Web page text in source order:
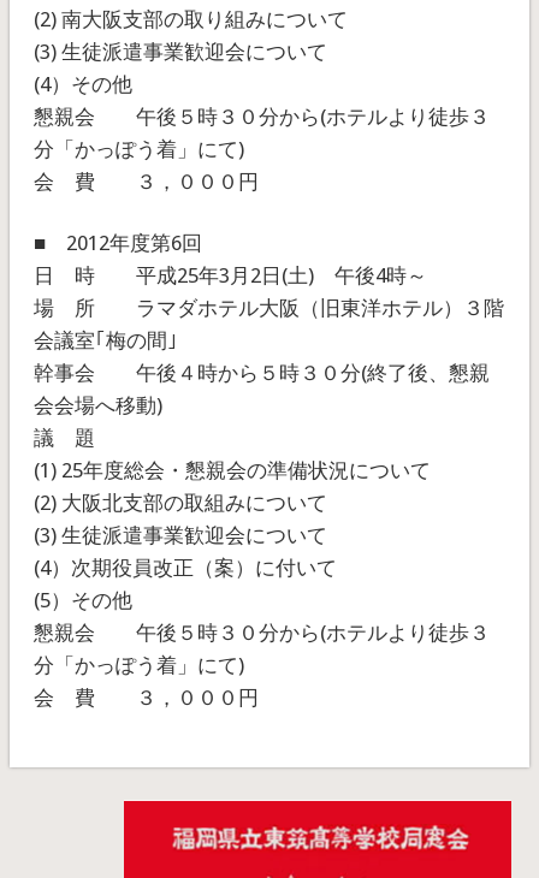
(2) 南大阪支部の取り組みについて
(3) 生徒派遣事業歓迎会について
(4）その他
懇親会 午後５時３０分から(ホテルより徒歩３
分「かっぽう着」にて)
会 費 ３，０００円
■ 2012年度第6回
日 時 平成25年3月2日(土) 午後4時～
場 所 ラマダホテル大阪（旧東洋ホテル）３階
会議室｢梅の間｣
幹事会 午後４時から５時３０分(終了後、懇親
会会場へ移動)
議 題
(1) 25年度総会・懇親会の準備状況について
(2) 大阪北支部の取組みについて
(3) 生徒派遣事業歓迎会について
(4）次期役員改正（案）に付いて
(5）その他
懇親会 午後５時３０分から(ホテルより徒歩３
分「かっぽう着」にて)
会 費 ３，０００円